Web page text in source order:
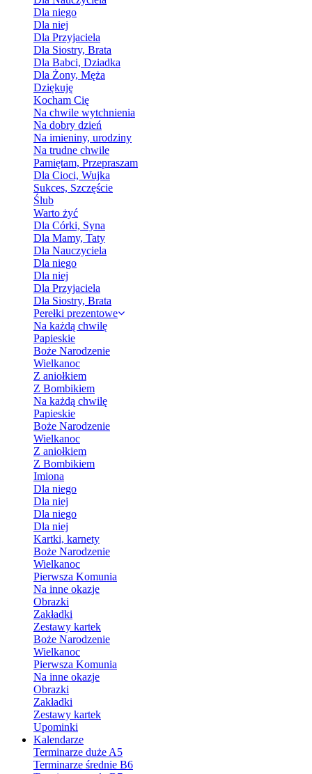
Dla niego
Dla niej
Dla Przyjaciela
Dla Siostry, Brata
Dla Babci, Dziadka
Dla Żony, Męża
Dziękuję
Kocham Cię
Na chwile wytchnienia
Na dobry dzień
Na imieniny, urodziny
Na trudne chwile
Pamiętam, Przepraszam
Dla Cioci, Wujka
Sukces, Szczęście
Ślub
Warto żyć
Dla Córki, Syna
Dla Mamy, Taty
Dla Nauczyciela
Dla niego
Dla niej
Dla Przyjaciela
Dla Siostry, Brata
Perełki prezentowe
Na każdą chwilę
Papieskie
Boże Narodzenie
Wielkanoc
Z aniołkiem
Z Bombikiem
Na każdą chwilę
Papieskie
Boże Narodzenie
Wielkanoc
Z aniołkiem
Z Bombikiem
Imiona
Dla niego
Dla niej
Dla niego
Dla niej
Kartki, karnety
Boże Narodzenie
Wielkanoc
Pierwsza Komunia
Na inne okazje
Obrazki
Zakładki
Zestawy kartek
Boże Narodzenie
Wielkanoc
Pierwsza Komunia
Na inne okazje
Obrazki
Zakładki
Zestawy kartek
Upominki
Kalendarze
Terminarze duże A5
Terminarze średnie B6